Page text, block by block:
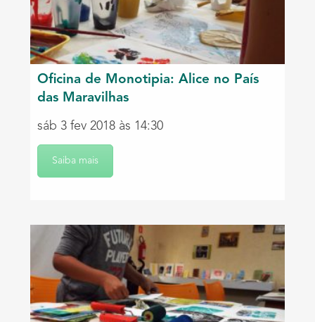
Oficina de Monotipia: Alice no País
das Maravilhas
sáb 3 fev 2018 às 14:30
Saiba mais